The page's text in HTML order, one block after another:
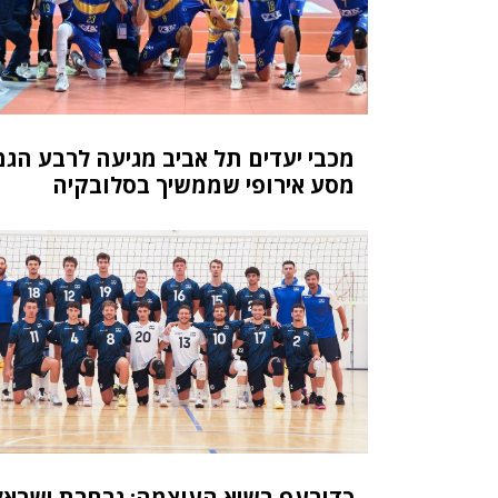
מכבי יעדים תל אביב מגיעה לרבע
מסע אירופי שממשיך בסלובקיה